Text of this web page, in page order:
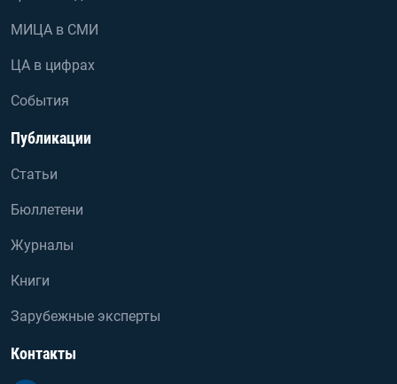
МИЦА в СМИ
ЦА в цифрах
События
Публикации
Статьи
Бюллетени
Журналы
Книги
Зарубежные эксперты
Контакты